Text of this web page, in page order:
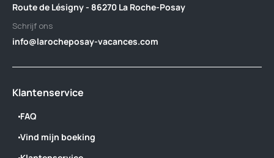
Route de Lésigny - 86270 La Roche-Posay
Schrijf ons
info@larocheposay-vacances.com
Klantenservice
FAQ
Vind mijn boeking